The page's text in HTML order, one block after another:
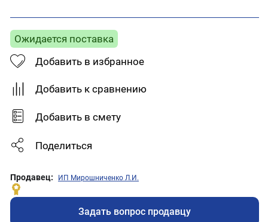
Ожидается поставка
Добавить в избранное
Добавить к сравнению
Добавить в смету
Поделиться
Продавец: ИП Мирошниченко Л.И.
Задать вопрос продавцу